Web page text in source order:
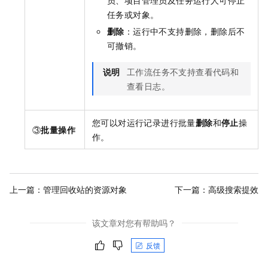
任务或对象。
删除 ：运行中不支持删除，删除后不
可撤销。
说明 工作流任务不支持查看代码和
查看日志。
③批量操作
您可以对运行记录进行批量删除和停止操
作。
上一篇： 管理回收站的资源对象 下一篇： 高级搜索提效
该文章对您有帮助吗？
反馈